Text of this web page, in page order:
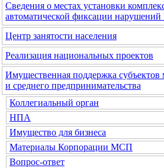
Сведения о местах установки
автоматической фиксации
Центр занятости населения
Реализация национальных проектов
Имущественная поддержка субъектов
и среднего предпринимательства
Коллегиальный орган
НПА
Имущество для бизнеса
Материалы Корпорации МСП
Вопрос-ответ